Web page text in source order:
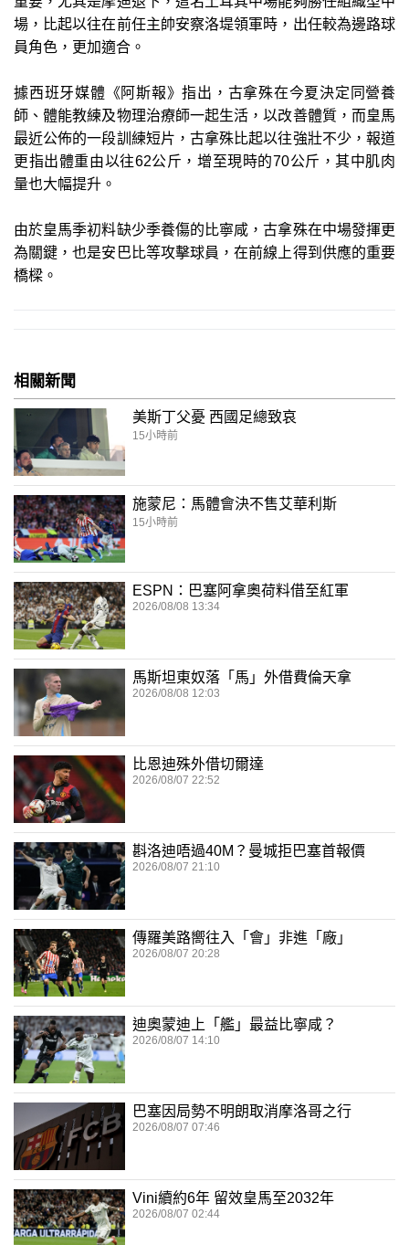
場，比起以往在前任主帥安察洛堤領軍時，出任較為邊路球
員角色，更加適合。
據西班牙媒體《阿斯報》指出，古拿殊在今夏決定同營養
師、體能教練及物理治療師一起生活，以改善體質，而皇馬
最近公佈的一段訓練短片，古拿殊比起以往強壯不少，報道
更指出體重由以往62公斤，增至現時的70公斤，其中肌肉
量也大幅提升。
由於皇馬季初料缺少季養傷的比寧咸，古拿殊在中場發揮更
為關鍵，也是安巴比等攻擊球員，在前線上得到供應的重要
橋樑。
相關新聞
美斯丁父憂 西國足總致哀
15小時前
施蒙尼：馬體會決不售艾華利斯
15小時前
ESPN：巴塞阿拿奧荷料借至紅軍
2026/08/08 13:34
馬斯坦東奴落「馬」外借費倫天拿
2026/08/08 12:03
比恩迪殊外借切爾達
2026/08/07 22:52
斟洛迪唔過40M？曼城拒巴塞首報價
2026/08/07 21:10
傳羅美路嚮往入「會」非進「廠」
2026/08/07 20:28
迪奧蒙迪上「艦」最益比寧咸？
2026/08/07 14:10
巴塞因局勢不明朗取消摩洛哥之行
2026/08/07 07:46
Vini續約6年 留效皇馬至2032年
2026/08/07 02:44